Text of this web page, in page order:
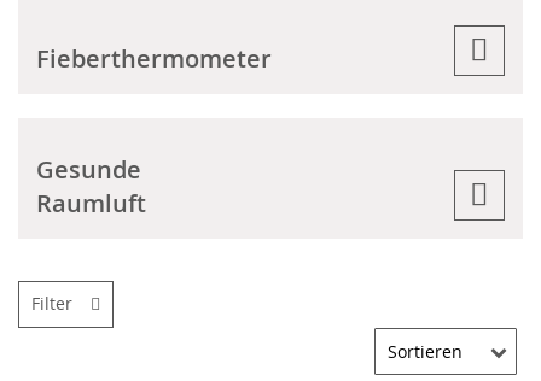
Fieberthermometer
Gesunde
Raumluft
Filter